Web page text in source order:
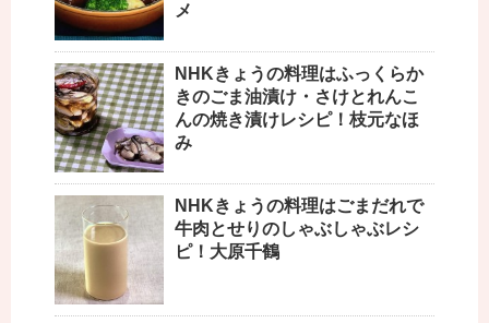
メ
NHKきょうの料理はふっくらか
きのごま油漬け・さけとれんこ
んの焼き漬けレシピ！枝元なほ
み
NHKきょうの料理はごまだれで
牛肉とせりのしゃぶしゃぶレシ
ピ！大原千鶴